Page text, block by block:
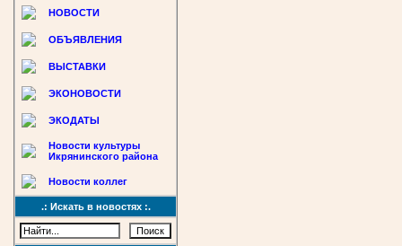
НОВОСТИ
ОБЪЯВЛЕНИЯ
ВЫСТАВКИ
ЭКОНОВОСТИ
ЭКОДАТЫ
Новости культуры
Икрянинского района
Новости коллег
.: Искать в новостях :.